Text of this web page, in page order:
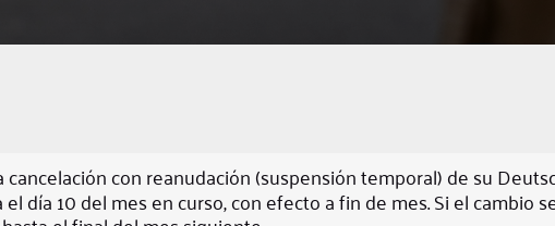
cancelación con reanudación (suspensión temporal) de su
día 10 del mes en curso, con efecto a fin de mes. Si el cambio